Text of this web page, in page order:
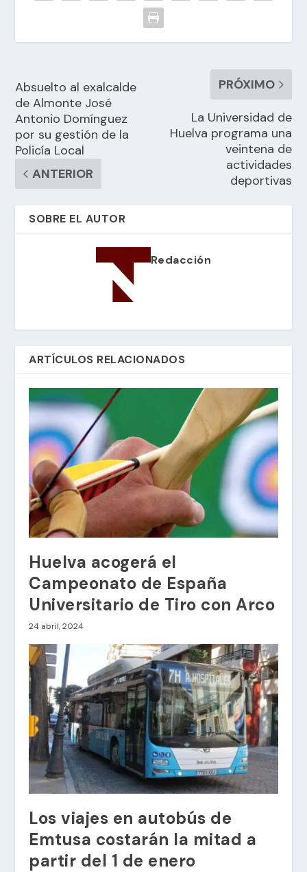
Absuelto al exalcalde
de Almonte José
Antonio Domínguez
por su gestión de la
Policía Local
ANTERIOR
PRÓXIMO
La Universidad de
Huelva programa una
veintena de
actividades
deportivas
SOBRE EL AUTOR
Redacción
ARTÍCULOS RELACIONADOS
Huelva acogerá el
Campeonato de España
Universitario de Tiro con Arco
24 abril, 2024
Los viajes en autobús de
Emtusa costarán la mitad a
partir del 1 de enero